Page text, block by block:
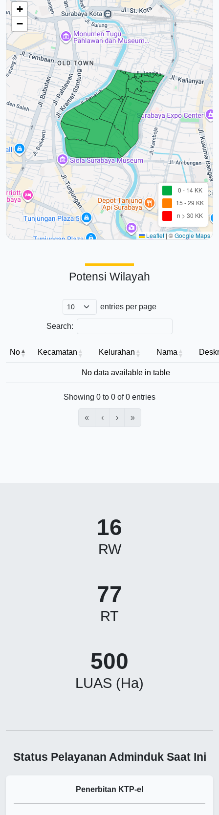
+
−
0 - 14 KK
15 - 29 KK
n > 30 KK
Leaflet | ©Google Maps
Potensi Wilayah
entries per page
Search:
No Kecamatan Kelurahan Nama
No data available in table
Showing 0 to 0 of 0 entries
« ‹ › »
16
RW
77
RT
500
LUAS (Ha)
Status Pelayanan Adminduk Saat Ini
Penerbitan KTP-el